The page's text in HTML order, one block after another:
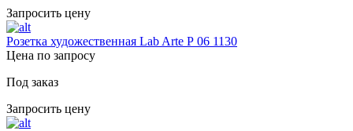
Запросить цену
Розетка художественная Lab Arte Р 06 1130
Цена по запросу
Под заказ
Запросить цену